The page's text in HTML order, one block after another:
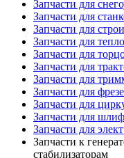
Запчасти для
Запчасти для
Запчасти для
Запчасти для
Запчасти для
Запчасти для
Запчасти для
Запчасти для
Запчасти для
Запчасти для
Запчасти для
Запчасти к
стабилизаторам